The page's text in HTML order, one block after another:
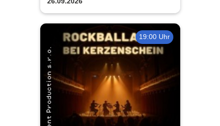
19:00 Uhr